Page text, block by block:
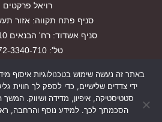
רויאל פרקטים
סניף פתח תקווה: אזור
סניף אשדוד: רח' הבנאים 10 א. תעשייה
טל': 072-3340-710
הצהרת נגישות
מדיניות פרטיות
ידי צדדים שלישיים, כדי לספק לך חווית
סטטיסטיקה, איפיון, מדידה ושיווק.
הסכמתך לכך. למידע נוסף והרחבה,